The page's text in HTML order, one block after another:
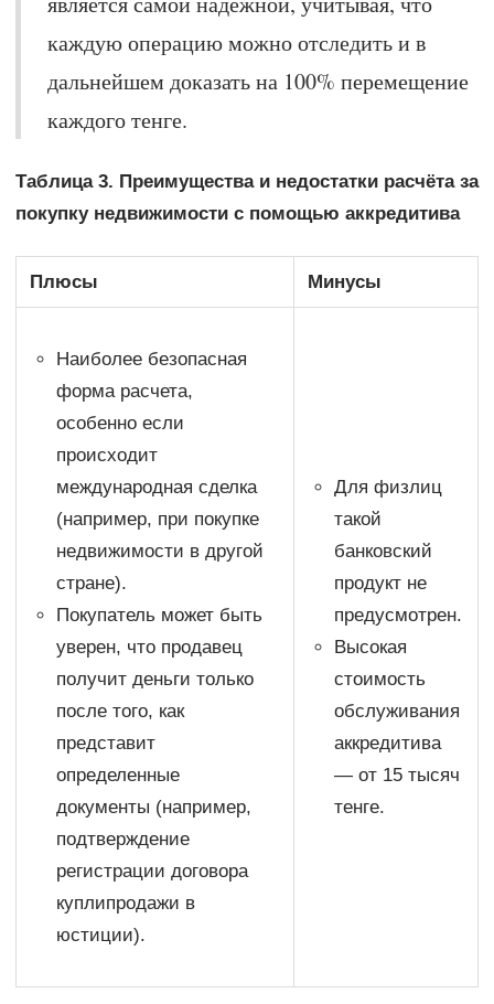
каждую операцию можно отследить и в
дальнейшем доказать на 100% перемещение
каждого тенге.
Таблица 3. Преимущества и недостатки расчёта за
покупку недвижимостис помощью аккредитива
Плюсы Минусы
Наиболее безопасная
форма расчета,
особенно если
происходит
международная сделка
(например, при покупке
недвижимости в другой
стране).
Покупатель может быть
уверен, что продавец
получит деньги только
после того, как
представит
определенные
документы (например,
подтверждение
регистрации договора
купли­­продажи в
юстиции).
Для физлиц
такой
банковский
продукт не
предусмотрен.
Высокая
стоимость
обслуживания
аккредитива
— от 15 тысяч
тенге.